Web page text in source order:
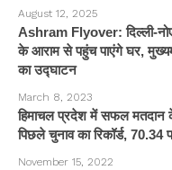
August 12, 2025
Ashram Flyover: दिल्ली-
के आराम से पहुंच पाएंगे घर,
का उद्घाटन
March 8, 2023
हिमाचल प्रदेश में सफल मतदान
पिछले चुनाव का रिकॉर्ड, 70.34
November 15, 2022